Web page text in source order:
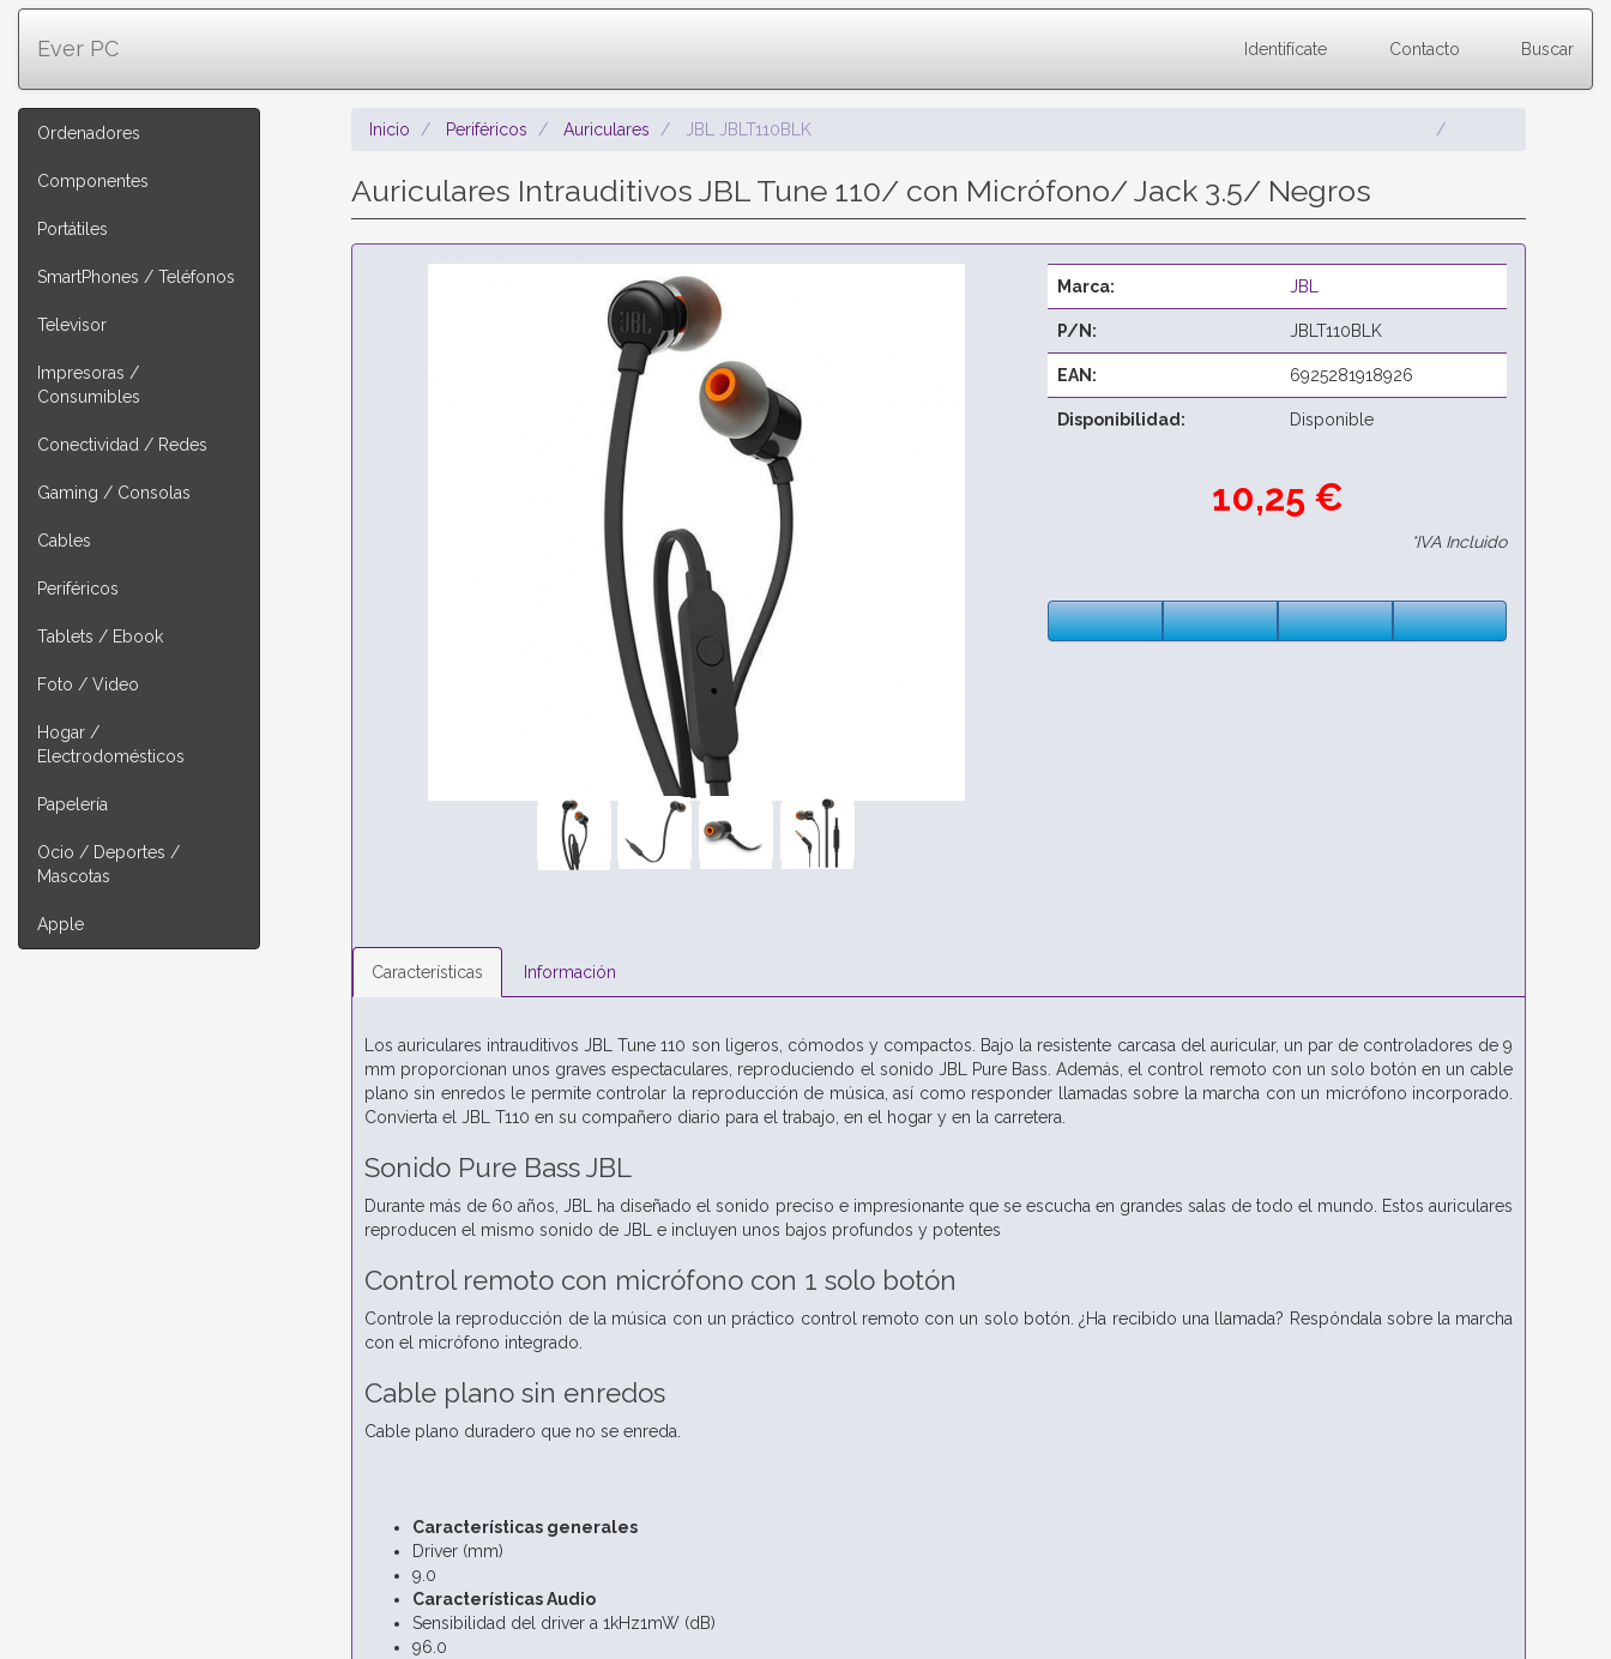
Ever PC Identifícate Contacto Buscar
Ordenadores
Componentes
Portátiles
SmartPhones / Teléfonos
Televisor
Impresoras /
Consumibles
Conectividad / Redes
Gaming / Consolas
Cables
Periféricos
Tablets / Ebook
Foto / Video
Hogar /
Electrodomésticos
Papelería
Ocio / Deportes /
Mascotas
Apple
Inicio Periféricos Auriculares JBL JBLT110BLK
Auriculares Intrauditivos JBL Tune 110/ con Micrófono/ Jack 3.5/ Negros
Marca: JBL
P/N: JBLT110BLK
EAN: 6925281918926
Disponibilidad: Disponible
10,25 €
*IVA Incluido
Características Información
Los auriculares intrauditivos JBL Tune 110 son ligeros, cómodos y compactos. Bajo la resistente carcasa del auricular, un par de controladores de 9
mm proporcionan unos graves espectaculares, reproduciendo el sonido JBL Pure Bass. Además, el control remoto con un solo botón en un cable
plano sin enredos le permite controlar la reproducción de música, así como responder llamadas sobre la marcha con un micrófono incorporado.
Convierta el JBL T110 en su compañero diario para el trabajo, en el hogar y en la carretera.
Sonido Pure Bass JBL
Durante más de 60 años, JBL ha diseñado el sonido preciso e impresionante que se escucha en grandes salas de todo el mundo. Estos auriculares
reproducen el mismo sonido de JBL e incluyen unos bajos profundos y potentes
Control remoto con micrófono con 1 solo botón
Controle la reproducción de la música con un práctico control remoto con un solo botón. ¿Ha recibido una llamada? Respóndala sobre la marcha
con el micrófono integrado.
Cable plano sin enredos
Cable plano duradero que no se enreda.
Características generales
Driver (mm)
9.0
Características Audio
Sensibilidad del driver a 1kHz1mW (dB)
96.0